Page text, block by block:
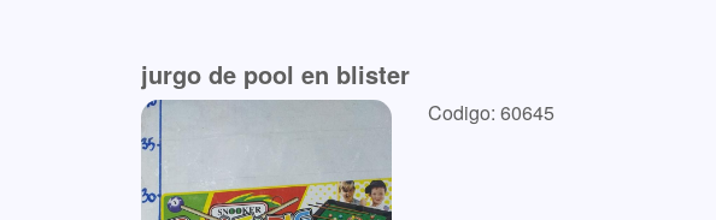
jurgo de pool en blister
Codigo: 60645